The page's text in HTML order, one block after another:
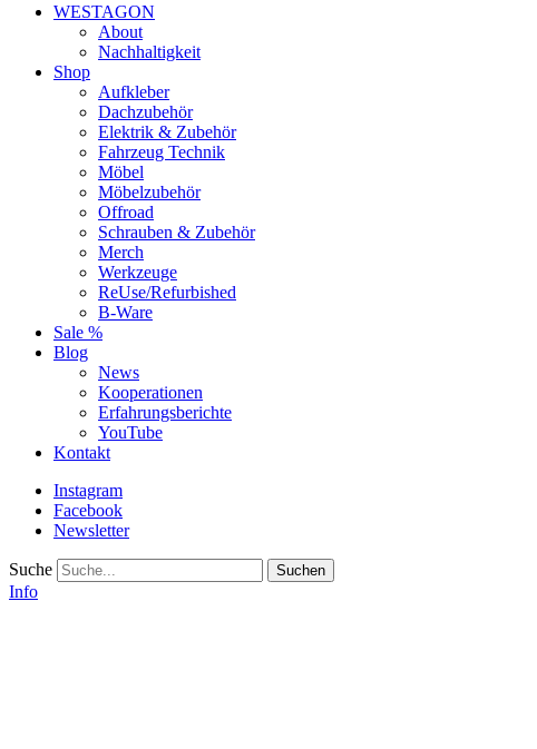
WESTAGON
About
Nachhaltigkeit
Shop
Aufkleber
Dachzubehör
Elektrik & Zubehör
Fahrzeug Technik
Möbel
Möbelzubehör
Offroad
Schrauben & Zubehör
Merch
Werkzeuge
ReUse/Refurbished
B-Ware
Sale %
Blog
News
Kooperationen
Erfahrungsberichte
YouTube
Kontakt
Instagram
Facebook
Newsletter
Suche
Info